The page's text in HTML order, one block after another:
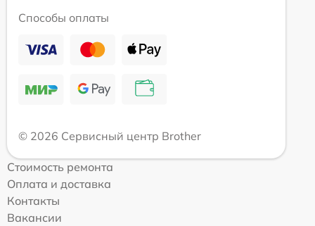
Способы оплаты
© 2026 Сервисный центр Brother
Стоимость ремонта
Оплата и доставка
Контакты
Вакансии